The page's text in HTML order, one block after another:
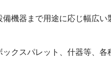
機器まで用途に応じ幅広い
クスパレット、什器等、各